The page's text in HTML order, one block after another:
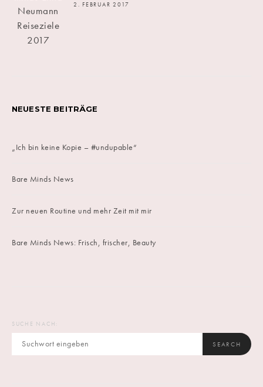
2. FEBRUAR 2017
NEUESTE BEITRÄGE
„Ich bin keine Kopie – #undupable“
Bare Minds News
Zur neuen Routine und mehr Zeit mit mir
Bare Minds News: Frisch, frischer, Beauty
SUCHE NACH:
SEARCH